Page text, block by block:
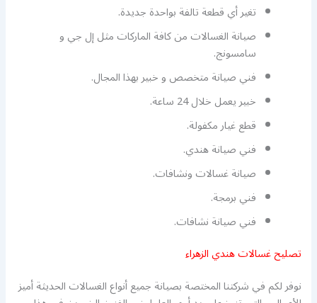
تغير أي قطعة تالفة بواحدة جديدة.
صيانة الغسالات من كافة الماركات مثل إل جي و
سامسونج.
فني صيانة متخصص و خبير بهذا المجال.
خبير يعمل خلال 24 ساعة.
قطع غيار مكفولة.
فني صيانة هندي.
صيانة غسالات ونشافات.
فني برمجة.
فني صيانة نشافات.
تصليح غسالات هندي الزهراء
نوفر لكم في شركتنا المختصة بصيانة جميع أنواع الغسالات الحديثة أميز